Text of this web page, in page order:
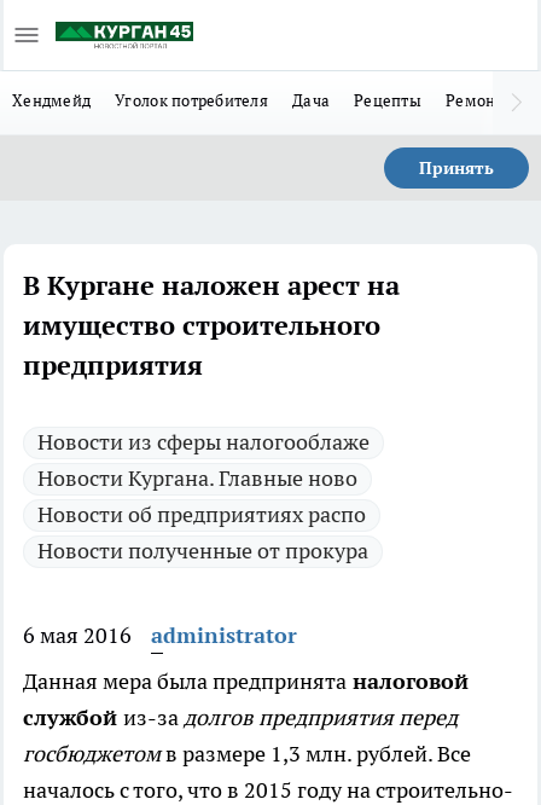
Хендмейд Уголок потребителя Дача Рецепты Ремонт
Принять
В Кургане наложен арест на
имущество строительного
предприятия
Новости из сферы налогооблаже
Новости Кургана. Главные ново
Новости об предприятиях распо
Новости полученные от прокура
6 мая 2016
administrator
Данная мера была предпринята налоговой
службой из-задолгов предприятия перед
госбюджетомв размере 1,3 млн. рублей.Все
началось с того, что в 2015 году на строительно-